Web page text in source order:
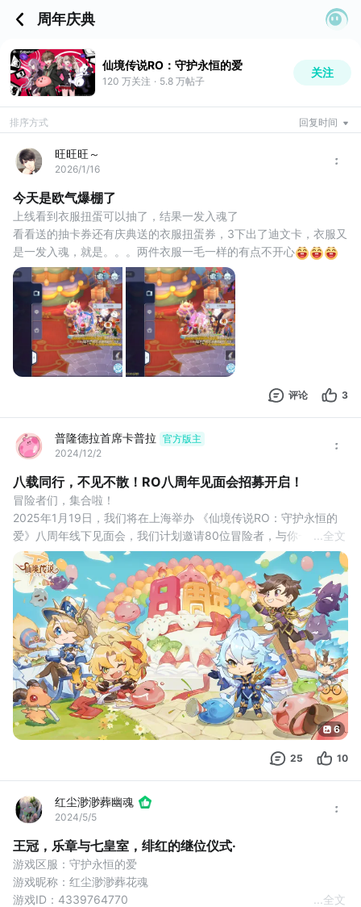
周年庆典
仙境传说RO：守护永恒的爱
120 万关注 · 5.8 万帖子
关注
排序方式 回复时间
旺旺旺～
2026/1/16
今天是欧气爆棚了
上线看到衣服扭蛋可以抽了，结果一发入魂了
看看送的抽卡券还有庆典送的衣服扭蛋券，3下出了迪文卡，衣服又
是一发入魂，就是。。。两件衣服一毛一样的有点不开心
评论 3
普隆德拉首席卡普拉 官方版主
2024/12/2
八载同行，不见不散！RO八周年见面会招募开启！
冒险者们，集合啦！
2025年1月19日，我们将在上海举办 《仙境传说RO：守护永恒的
爱》八周年线下见面会，我们计划邀请80位冒险者，与你一起书写
属于RO的全新篇章！
截止时间： 2024年12月15日中午12:00！
报名入口： 点击或者扫码填写问卷即可！
入选通知： 2025年1月2日-1月9日间，电话联系确认。
邀请函寄送： 2025年1月10日后快递到家！
活动时间： 2025年1月19日
全文
6
25 10
红尘渺渺葬幽魂
2024/5/5
王冠，乐章与七皇室，绯红的继位仪式·
游戏区服：守护永恒的爱
游戏昵称：红尘渺渺葬花魂
游戏ID：4339764770
全文